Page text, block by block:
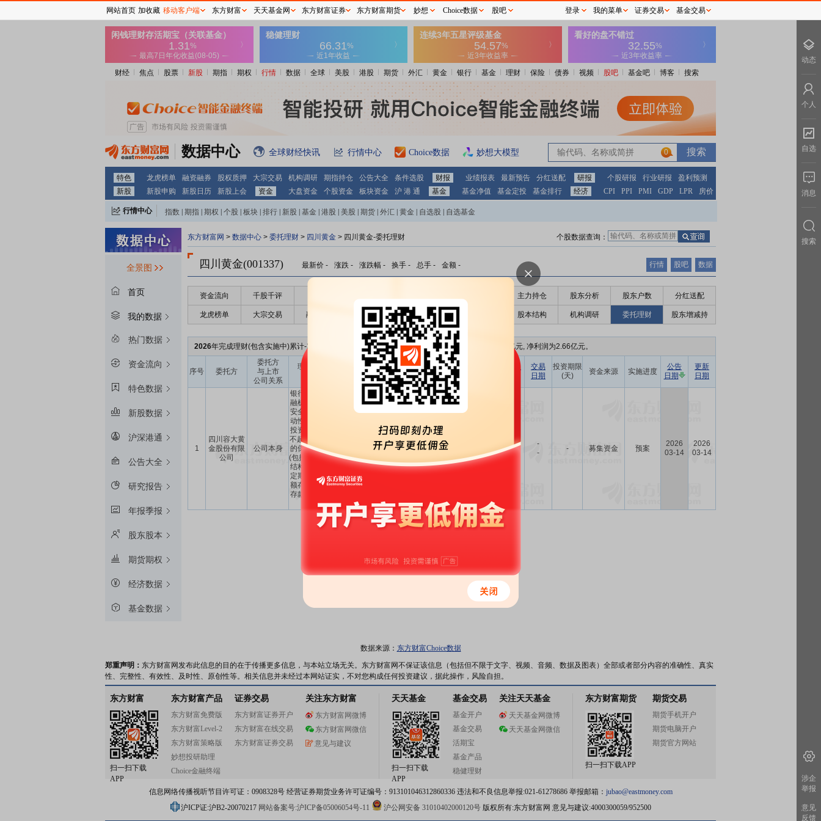
财经 焦点 股票 新股 期指 期权 行情 数据 全球 美股 港股 期货 外汇 黄金 银行 基金 理财 保险 债券 视频 股吧 基金吧 博客 搜索
数据中心 全球财经快讯 行情中心 Choice数据 妙想大模型 0
特色 龙虎榜单 融资融券 股权质押 大宗交易 机构调研 期指持仓 公告大全 条件选股 财报 业绩报表 最新预告 分红送配 研报 个股研报 行业研报
盈利预测
新股
新股申购 新股日历 新股上会 资金 大盘资金 个股资金 板块资金 沪 港 通 基金 基金净值 基金定投 基金排行 经济 CPI PPI PMI GDP LPR 房价
行情中心 指数 期指 期权 个股 板块 排行 新股 基金 港股 美股 期货 外汇 黄金 自选股 自选基金
全景图
首页
我的数据
热门数据
资金流向
特色数据
新股数据
沪深港通
公告大全
研究报告
年报季报
股东股本
期货期权
经济数据
基金数据
东方财富网 > 数据中心 > 委托理财 > 四川黄金 > 四川黄金-委托理财 个股数据查询：
四川黄金(001337) 最新价 - 涨跌 - 涨跌幅 - 换手 - 总手 - 金额 - 行情 股吧 数据
资金流向 千股千评 主力持仓 股东分析 股东户数 分红送配
龙虎榜单 大宗交易 融资融券 高管持股 股东大会 股本结构 机构调研 委托理财 股东增减持
2026年完成理财(包含实施中)累计-次, 累计理财金额-， 到期实现收益-, 最新财报的净资产为21.02亿元, 净利润为2.66亿元。
序号 委托方
委托方
与上市
公司关系
理财产品
认购金额
预计年化
收益率
(%)
理财产品
类型
协议签署方
到期收益
交易
日期
投资期限
(天)
资金来源 实施进度
公告
日期
更新
日期
1
四川容大黄
金股份有限
公司
公司本身
银行或其他金
融机构发行的
安全性高、流
动性好、产品
投资期限最长
不超过12个月
的保本型产品
(包括但不限于
结构性存款、
定期存款、大
额存单或协定
存款、收益凭
证等)
- - -
-
-
- 募集资金 预案
2026
03-14
2026
03-14
数据来源： 东方财富Choice数据
郑重声明： 东方财富网发布此信息的目的在于传播更多信息，与本站立场无关。东方财富网不保证该信息（包括但不限于文字、视频、音频、数据及图表）全部或者部分内容的准确性、真实
性、完整性、有效性、及时性、原创性等。相关信息并未经过本网站证实，不对您构成任何投资建议，据此操作，风险自担。
东方财富
扫一扫下载
APP
东方财富产品
东方财富免费版
东方财富Level-2
东方财富策略版
妙想投研助理
Choice金融终端
证券交易
东方财富证券开户
东方财富在线交易
东方财富证券交易
关注东方财富
东方财富网微博
东方财富网微信
意见与建议
天天基金
扫一扫下载
APP
基金交易
基金开户
基金交易
活期宝
基金产品
稳健理财
关注天天基金
天天基金网微博
天天基金网微信
东方财富期货
扫一扫下载APP
期货交易
期货手机开户
期货电脑开户
期货官方网站
信息网络传播视听节目许可证：0908328号 经营证券期货业务许可证编号：913101046312860336 违法和不良信息举报:021-61278686 举报邮箱： jubao@eastmoney.com
沪ICP证:沪B2-20070217 网站备案号:沪ICP备05006054号-11 沪公网安备 31010402000120号版权所有:东方财富网 意见与建议:4000300059/952500
网站首页 加收藏 移动客户端 东方财富 天天基金网 东方财富证券 东方财富期货 妙想 Choice数据 股吧 登录 我的菜单 证券交易 基金交易
动态
个人
自选
消息
搜索
涉企
举报
意见
反馈